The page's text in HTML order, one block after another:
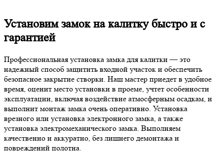
Установим замок на калитку быстро и с
гарантией
Профессиональная установка замка для калитки — это
надежный способ защитить входной участок и обеспечить
безопасное закрытие створки. Наш мастер приедет в удобное
время, оценит место установки в проеме, учтет особенности
эксплуатации, включая воздействие атмосферным осадкам, и
выполнит монтаж замка очень оперативно. Установка
врезного или установка электронного замка, а также
установка электромеханического замка. Выполняем
качественно и аккуратно, без лишнего демонтажа и
повреждений полотна.